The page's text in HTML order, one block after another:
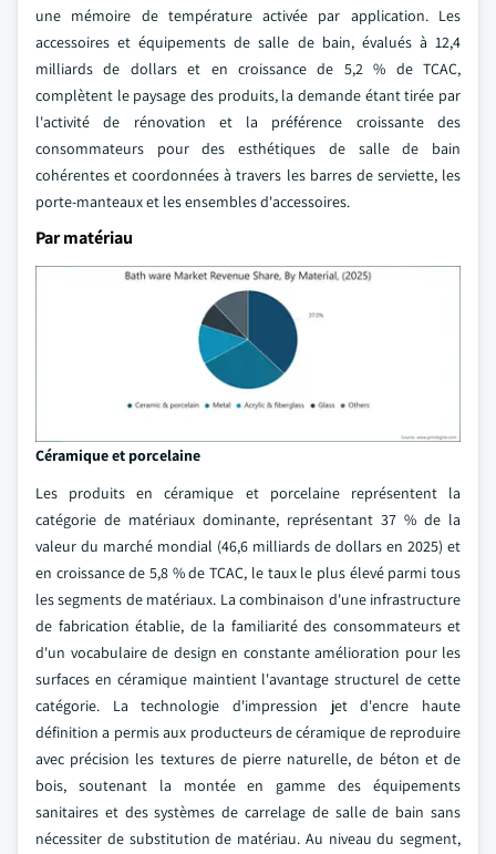
une mémoire de température activée par application. Les
accessoires et équipements de salle de bain, évalués à 12,4
milliards de dollars et en croissance de 5,2 % de TCAC,
complètent le paysage des produits, la demande étant tirée par
l'activité de rénovation et la préférence croissante des
consommateurs pour des esthétiques de salle de bain
cohérentes et coordonnées à travers les barres de serviette, les
porte-manteaux et les ensembles d'accessoires.
Par matériau
Céramique et porcelaine
Les produits en céramique et porcelaine représentent la
catégorie de matériaux dominante, représentant 37 % de la
valeur du marché mondial (46,6 milliards de dollars en 2025) et
en croissance de 5,8 % de TCAC, le taux le plus élevé parmi tous
les segments de matériaux. La combinaison d'une infrastructure
de fabrication établie, de la familiarité des consommateurs et
d'un vocabulaire de design en constante amélioration pour les
surfaces en céramique maintient l'avantage structurel de cette
catégorie. La technologie d'impression jet d'encre haute
définition a permis aux producteurs de céramique de reproduire
avec précision les textures de pierre naturelle, de béton et de
bois, soutenant la montée en gamme des équipements
sanitaires et des systèmes de carrelage de salle de bain sans
nécessiter de substitution de matériau. Au niveau du segment,